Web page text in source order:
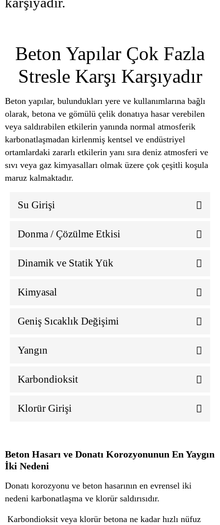
Beton Yapılar Çok Fazla
Stresle Karşı Karşıyadır
Beton yapılar, bulundukları yere ve kullanımlarına bağlı
olarak, betona ve gömülü çelik donatıya hasar verebilen
veya saldırabilen etkilerin yanında normal atmosferik
karbonatlaşmadan kirlenmiş kentsel ve endüstriyel
ortamlardaki zararlı etkilerin yanı sıra deniz atmosferi ve
sıvı veya gaz kimyasalları olmak üzere çok çeşitli koşula
maruz kalmaktadır.
Su Girişi
Donma / Çözülme Etkisi
Dinamik ve Statik Yük
Kimyasal
Geniş Sıcaklık Değişimi
Yangın
Karbondioksit
Klorür Girişi
Beton Hasarı ve Donatı Korozyonunun En Yaygın
İki Nedeni
Donatı korozyonu ve beton hasarının en evrensel iki
nedeni karbonatlaşma ve klorür saldırısıdır.
Karbondioksit veya klorür betona ne kadar hızlı nüfuz